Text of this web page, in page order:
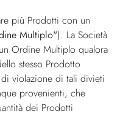
più Prodotti con un
Multiplo"). La Società
Ordine Multiplo qualora
stesso Prodotto
violazione di tali divieti
provenienti, che
dei Prodotti